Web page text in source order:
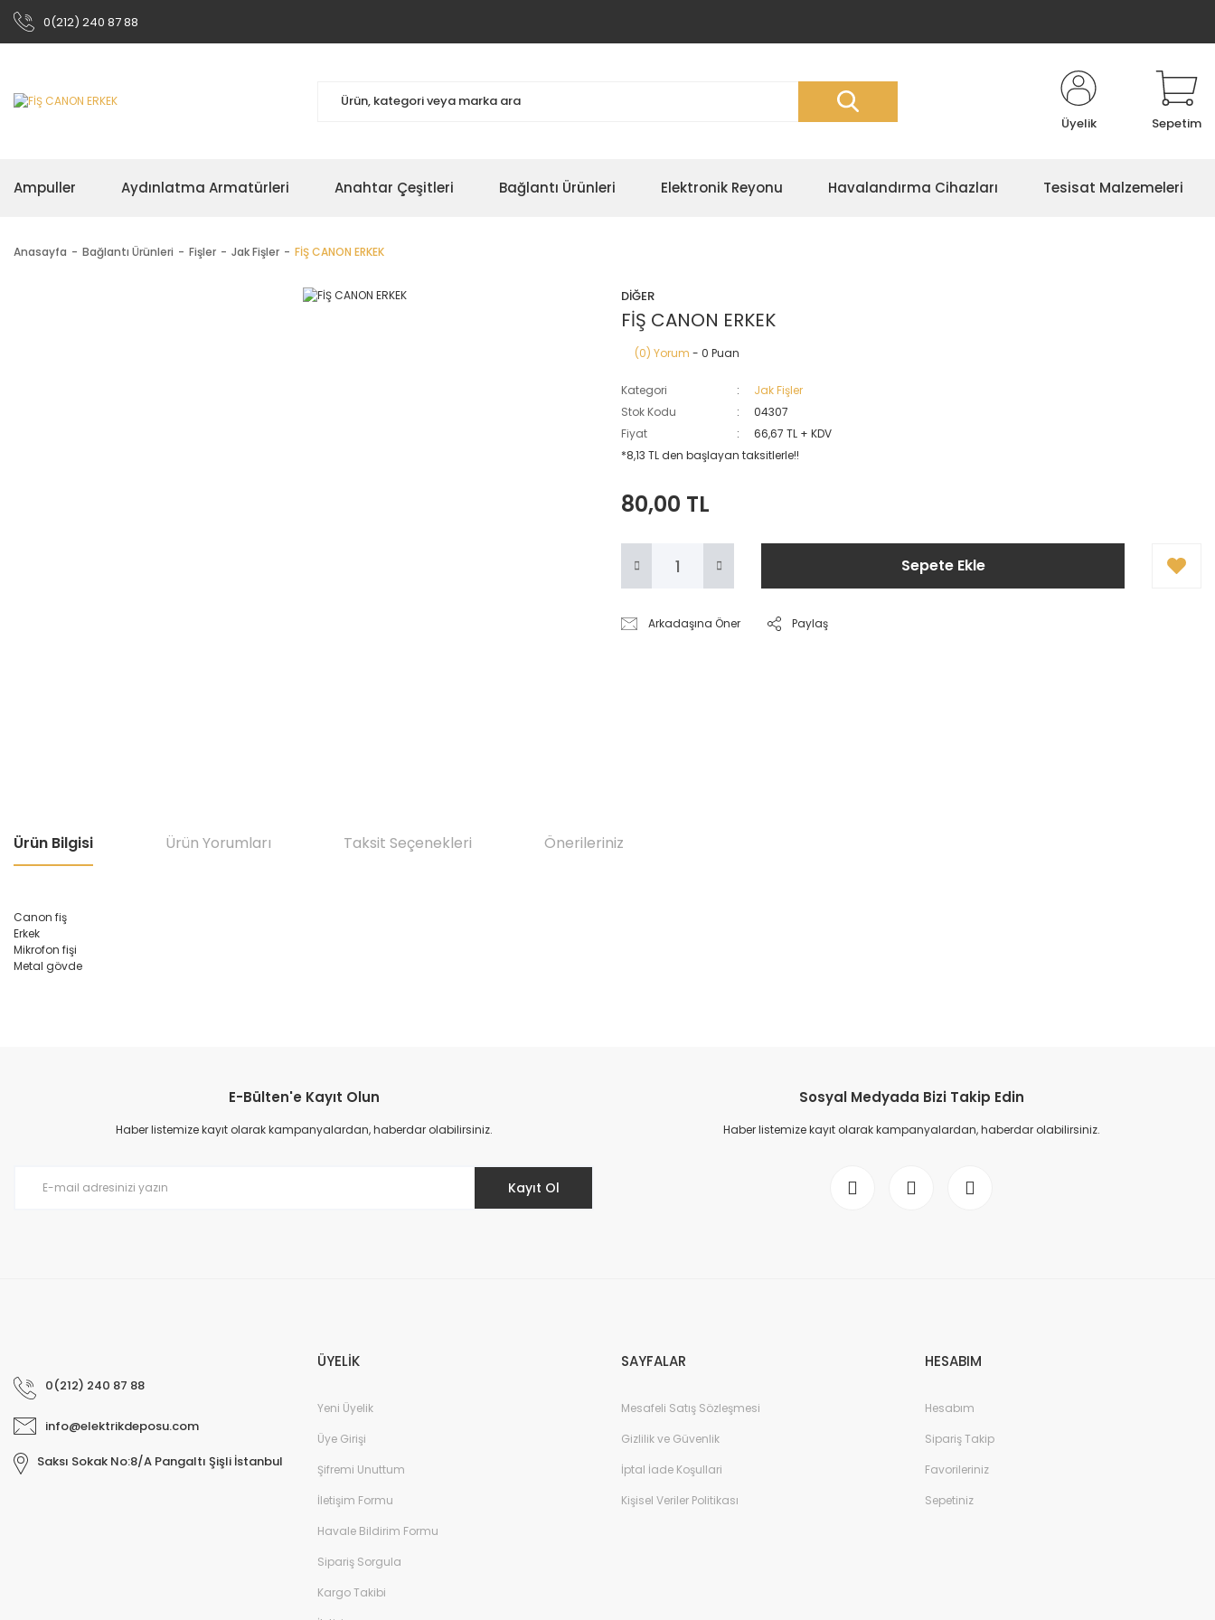
0(212) 240 87 88
Üyelik Sepetim
Ampuller Aydınlatma Armatürleri Anahtar Çeşitleri Bağlantı Ürünleri Elektronik Reyonu Havalandırma Cihazları Tesisat Malzemeleri
Anasayfa Bağlantı Ürünleri Fişler Jak Fişler FİŞ CANON ERKEK
DİĞER
FİŞ CANON ERKEK
(0) Yorum - 0 Puan
Kategori
Jak Fişler
Stok Kodu
04307
Fiyat
66,67 TL + KDV
*8,13 TL den başlayan taksitlerle!!
80,00 TL
Sepete Ekle
Arkadaşına Öner Paylaş
Ürün Bilgisi Ürün Yorumları Taksit Seçenekleri Önerileriniz
Canon fiş
Erkek
Mikrofon fişi
Metal gövde
Ürün resmi kalitesiz, bozuk veya görüntülenemiyor.
Ürün açıklamasında eksik bilgiler bulunuyor.
E-Bülten'e Kayıt Olun
Haber listemize kayıt olarak kampanyalardan, haberdar olabilirsiniz.
Kayıt Ol
Sosyal Medyada Bizi Takip Edin
Haber listemize kayıt olarak kampanyalardan, haberdar olabilirsiniz.
0(212) 240 87 88
info@elektrikdeposu.com
Saksı Sokak No:8/A Pangaltı Şişli İstanbul
ÜYELİK
Yeni Üyelik
Üye Girişi
Şifremi Unuttum
İletişim Formu
Havale Bildirim Formu
Sipariş Sorgula
Kargo Takibi
SAYFALAR
Mesafeli Satış Sözleşmesi
Gizlilik ve Güvenlik
İptal İade Koşullari
Kişisel Veriler Politikası
HESABIM
Hesabım
Sipariş Takip
Favorileriniz
Sepetiniz